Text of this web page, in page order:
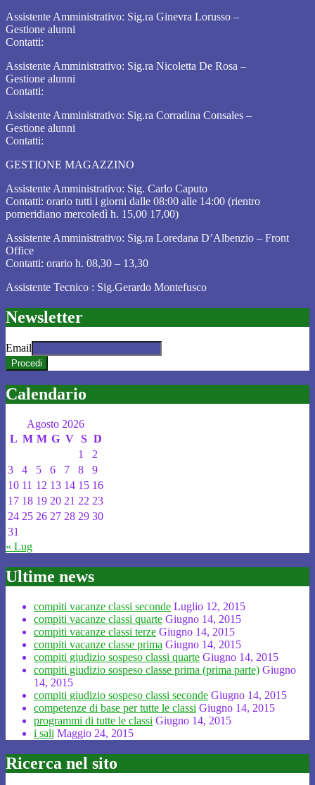
Assistente Amministrativo: Sig.ra Ginevra Lorusso –
Gestione alunni
Contatti:
Assistente Amministrativo: Sig.ra Nicoletta De Rosa –
Gestione alunni
Contatti:
Assistente Amministrativo: Sig.ra Corradina Consales –
Gestione alunni
Contatti:
GESTIONE MAGAZZINO
Assistente Amministrativo: Sig. Carlo Caputo
Contatti: orario tutti i giorni dalle 08:00 alle 14:00 (rientro
pomeridiano mercoledì h. 15,00 17,00)
Assistente Amministrativo: Sig.ra Loredana D’Albenzio – Front
Office
Contatti: orario h. 08,30 – 13,30
Assistente Tecnico : Sig.Gerardo Montefusco
Newsletter
Email
Calendario
Agosto 2026
L M M G V S D
1
2
3
4 5 6 7 8
9
10 11 12 13 14 15 16
17 18 19 20 21 22 23
24 25 26 27 28 29 30
31
« Lug
Ultime news
compiti vacanze classi seconde Luglio 12, 2015
compiti vacanze classi quarte Giugno 14, 2015
compiti vacanze classi terze Giugno 14, 2015
compiti vacanze classe prima Giugno 14, 2015
compiti giudizio sospeso classi quarte Giugno 14, 2015
compiti giudizio sospeso classe prima (prima parte) Giugno
14, 2015
compiti giudizio sospeso classi seconde Giugno 14, 2015
competenze di base per tutte le classi Giugno 14, 2015
programmi di tutte le classi Giugno 14, 2015
i sali Maggio 24, 2015
Ricerca nel sito